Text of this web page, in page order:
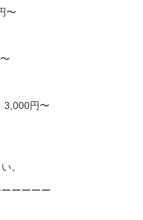
〜
3,000円〜
。
ーーーー